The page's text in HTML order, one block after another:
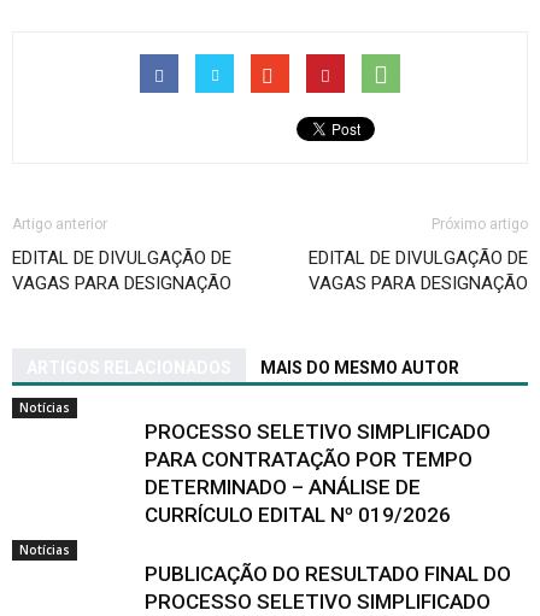
Artigo anterior
EDITAL DE DIVULGAÇÃO DE
VAGAS PARA DESIGNAÇÃO
Próximo artigo
EDITAL DE DIVULGAÇÃO DE
VAGAS PARA DESIGNAÇÃO
MAIS DO MESMO AUTOR
Notícias
PROCESSO SELETIVO SIMPLIFICADO
PARA CONTRATAÇÃO POR TEMPO
DETERMINADO – ANÁLISE DE
CURRÍCULO EDITAL Nº 019/2026
Notícias
PUBLICAÇÃO DO RESULTADO FINAL DO
PROCESSO SELETIVO SIMPLIFICADO